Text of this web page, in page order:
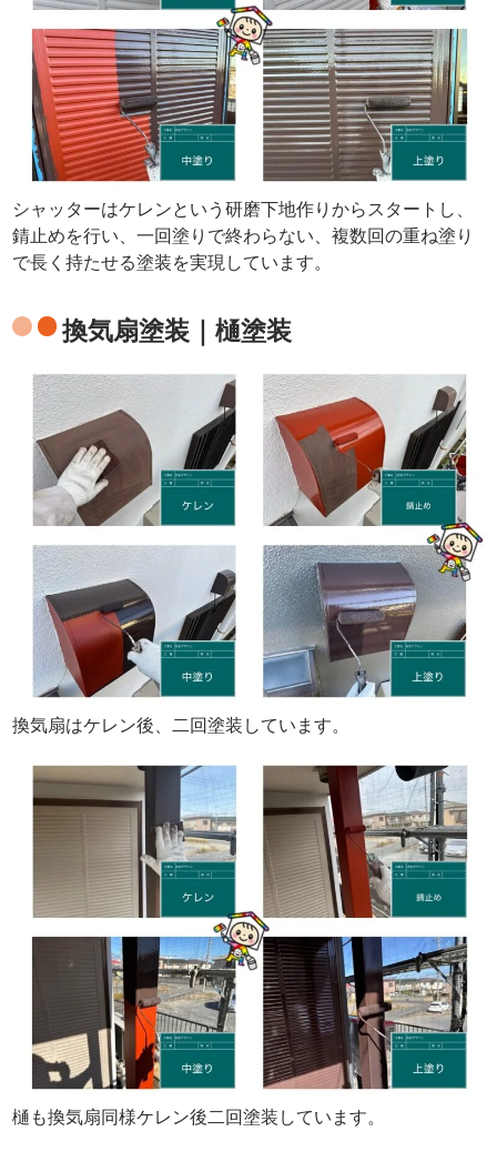
シャッターはケレンという研磨下地作りからスタートし、
錆止めを行い、一回塗りで終わらない、複数回の重ね塗り
で長く持たせる塗装を実現しています。
換気扇塗装｜樋塗装
換気扇はケレン後、二回塗装しています。
樋も換気扇同様ケレン後二回塗装しています。